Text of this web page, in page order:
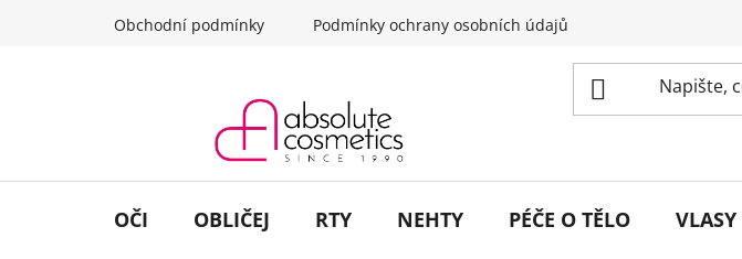
Obchodní podmínky Podmínky ochrany osobních údajů
OČI OBLIČEJ RTY NEHTY PÉČE O TĚLO VLASY